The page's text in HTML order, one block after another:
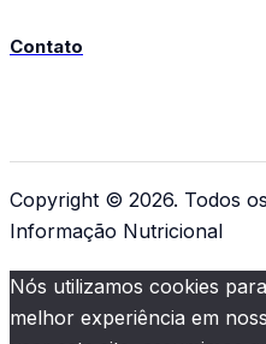
Contato
Copyright © 2026. Todos
Informação Nutricional
Nós utilizamos cookies
melhor experiência em